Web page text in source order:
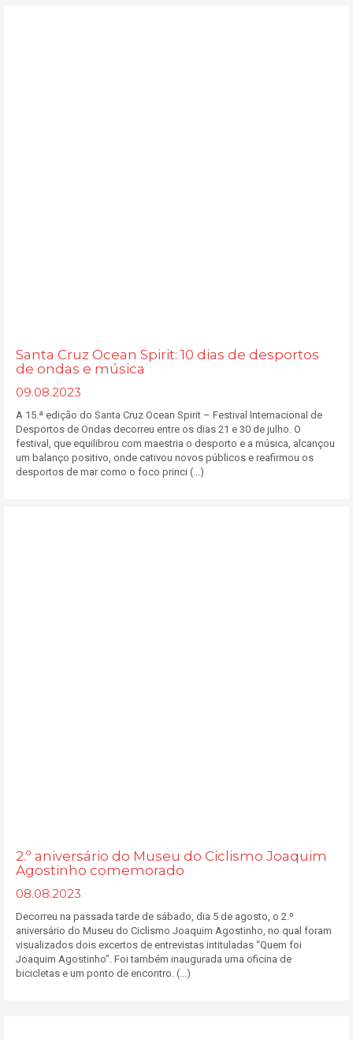
Santa Cruz Ocean Spirit: 10 dias de desportos
de ondas e música
09.08.2023
A 15.ª edição do Santa Cruz Ocean Spirit – Festival Internacional de
Desportos de Ondas decorreu entre os dias 21 e 30 de julho. O
festival, que equilibrou com maestria o desporto e a música, alcançou
um balanço positivo, onde cativou novos públicos e reafirmou os
desportos de mar como o foco princi (...)
2.º aniversário do Museu do Ciclismo Joaquim
Agostinho comemorado
08.08.2023
Decorreu na passada tarde de sábado, dia 5 de agosto, o 2.º
aniversário do Museu do Ciclismo Joaquim Agostinho, no qual foram
visualizados dois excertos de entrevistas intituladas “Quem foi
Joaquim Agostinho”. Foi também inaugurada uma oficina de
bicicletas e um ponto de encontro. (...)